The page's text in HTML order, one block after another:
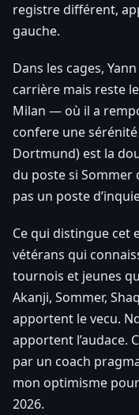
registre différent,
gauche.
Dans les cages,
carrière mais reste
Milan — où il a
confere une
Dortmund) est la
du poste si Sommer
pas un poste
Ce qui distingue cet
vétérans qui
tournois et jeunes
Akanji, Sommer,
apportent le vecu.
apportent l’audace.
par un coach
mon optimisme
2026.